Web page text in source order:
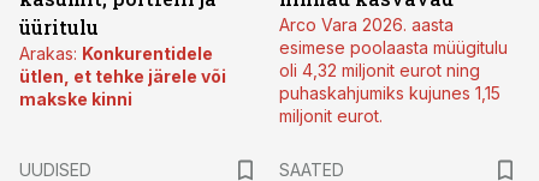
üüritulu
Arakas: Konkurentidele
ütlen, et tehke järele või
makske kinni
Arco Vara 2026. aasta
esimese poolaasta müügitulu
oli 4,32 miljonit eurot ning
puhaskahjumiks kujunes 1,15
miljonit eurot.
UUDISED
SAATED